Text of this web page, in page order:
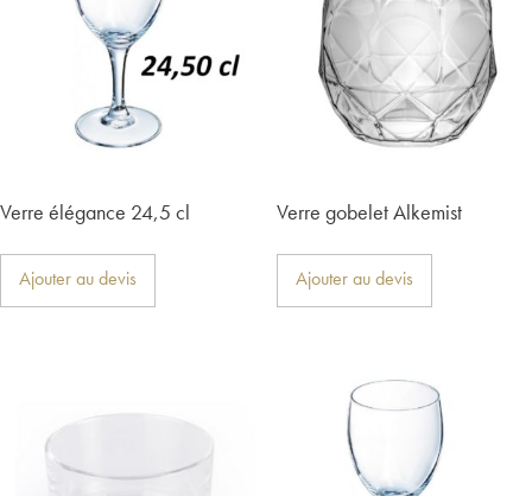
Verre élégance 24,5 cl
Ajouter au devis
Verre gobelet Alkemist
Ajouter au devis